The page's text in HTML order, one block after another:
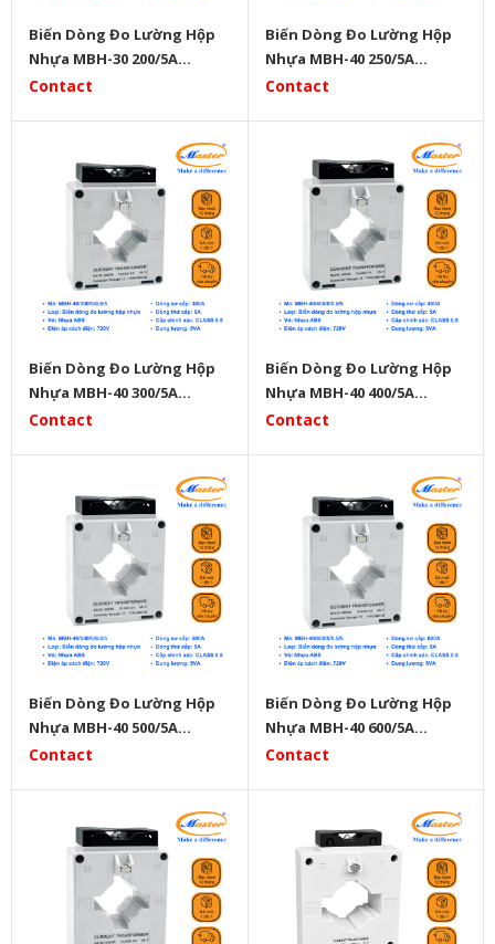
Biến Dòng Đo Lường Hộp
Nhựa MBH-30 200/5A
Master
Contact
Biến Dòng Đo Lường Hộp
Nhựa MBH-40 250/5A
Master
Contact
Biến Dòng Đo Lường Hộp
Nhựa MBH-40 300/5A
Master
Contact
Biến Dòng Đo Lường Hộp
Nhựa MBH-40 400/5A
Master
Contact
Biến Dòng Đo Lường Hộp
Nhựa MBH-40 500/5A
Master
Contact
Biến Dòng Đo Lường Hộp
Nhựa MBH-40 600/5A
Master
Contact